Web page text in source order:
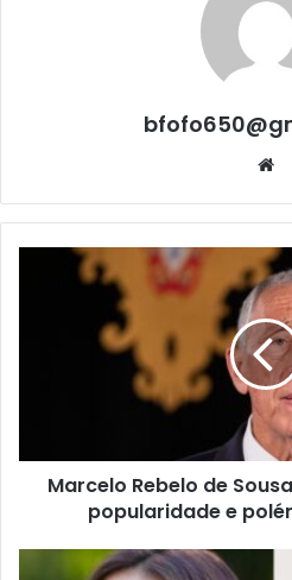
Marcelo Rebelo de
popularidade e